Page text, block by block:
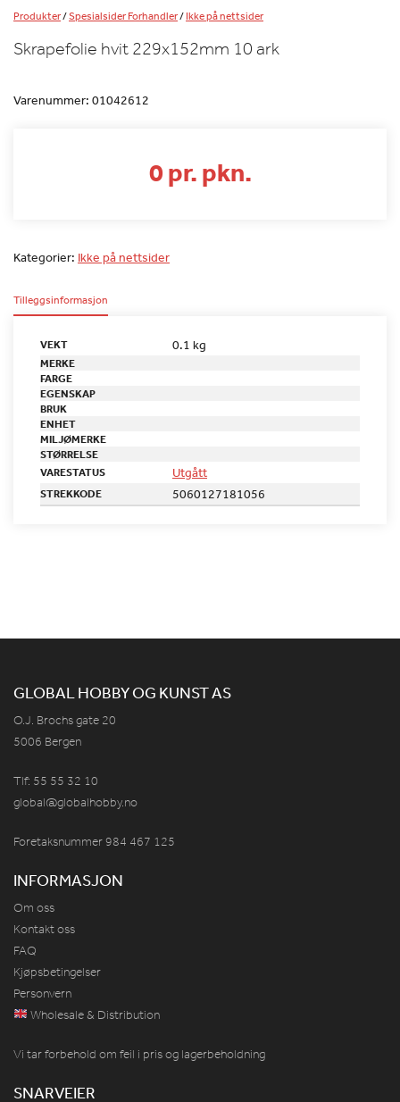
Produkter/Spesialsider Forhandler/Ikke på nettsider
Skrapefolie hvit 229x152mm 10 ark
Varenummer: 01042612
0 pr. pkn.
Kategorier: Ikke på nettsider
Tilleggsinformasjon
VEKT 0.1 kg
MERKE
FARGE
EGENSKAP
BRUK
ENHET
MILJØMERKE
STØRRELSE
VARESTATUS
Utgått
STREKKODE 5060127181056
GLOBAL HOBBY OG KUNST AS
O.J. Brochs gate 20
5006 Bergen
Tlf: 55 55 32 10
global@globalhobby.no
Foretaksnummer 984 467 125
INFORMASJON
Om oss
Kontakt oss
FAQ
Kjøpsbetingelser
Personvern
Wholesale & Distribution
Vi tar forbehold om feil i pris og lagerbeholdning
SNARVEIER